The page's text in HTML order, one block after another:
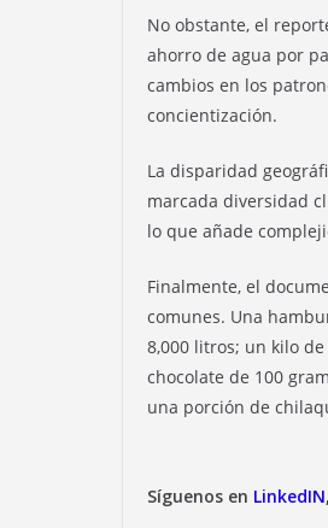
No obstante, el
ahorro de agua por
cambios en los
concientización.
La disparidad
marcada diversidad
lo que añade
Finalmente, el
comunes. Una
8,000 litros; un kilo
chocolate de 100
una porción de
Síguenos en LinkedIN